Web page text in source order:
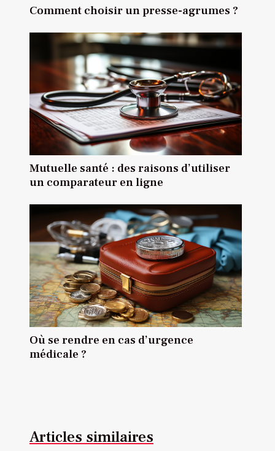
Comment choisir un presse-agrumes ?
Mutuelle santé : des raisons d’utiliser
un comparateur en ligne
Où se rendre en cas d’urgence
médicale ?
Articles similaires